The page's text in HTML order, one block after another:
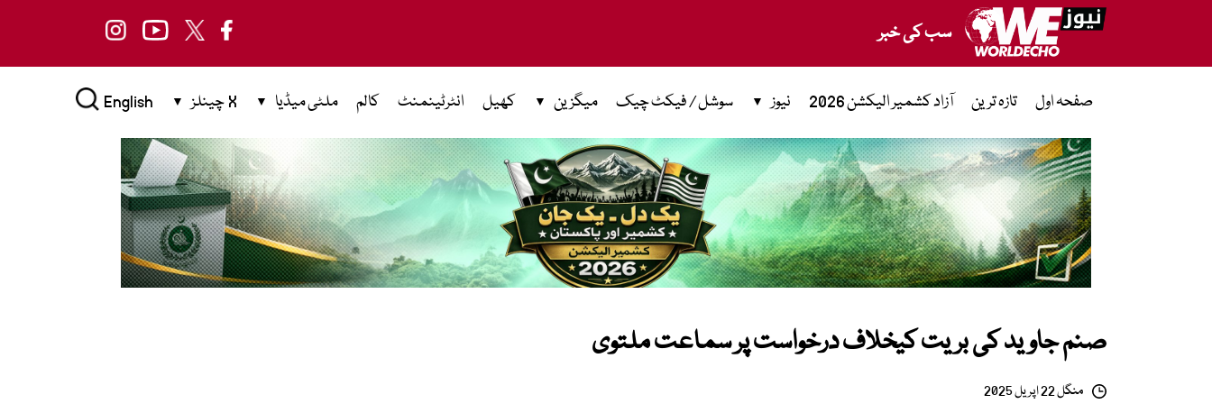
سب کی خبر
صفحہ اول تازہ ترین آزاد کشمیر الیکشن 2026 نیوز سوشل / فیکٹ چیک میگزین کھیل انٹرٹینمنٹ کالم ملٹی میڈیا X چینلز English
صنم جاوید کی بریت کیخلاف درخواست پر سماعت ملتوی
منگل 22 اپریل 2025